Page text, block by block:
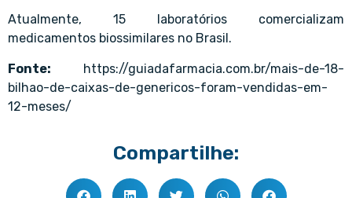
Atualmente, 15 laboratórios comercializam
medicamentos biossimilares no Brasil.
Fonte:
https://guiadafarmacia.com.br/mais-de-18-
bilhao-de-caixas-de-genericos-foram-vendidas-em-
12-meses/
Compartilhe: